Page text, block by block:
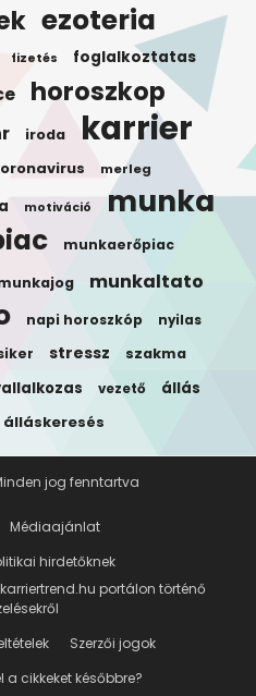
ezoteria
fizetés foglalkoztatas
horoszkop
iroda karrier
merleg
motiváció munka
munkaerőpiac
munkaltato
napi horoszkóp nyilas
stressz szakma
vezető állás
álláskeresés
Médiaajánlat
hirdetőknek
a karriertrend.hu portálon történő
Szerzői jogok
cikkeket későbbre?
jog fenntartva